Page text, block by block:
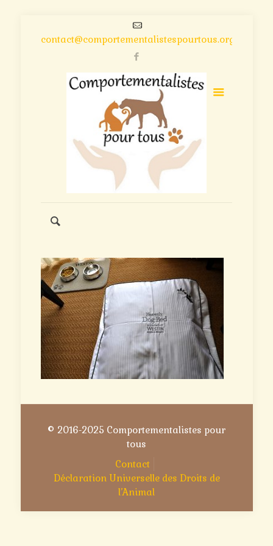
contact@comportementalistespourtous.org
© 2016-2025 Comportementalistes pour
tous
Contact
Déclaration Universelle des Droits de
l’Animal